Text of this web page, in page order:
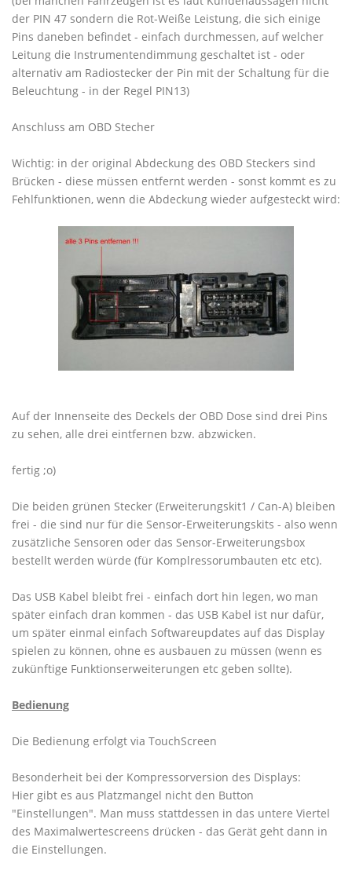
der PIN 47 sondern die Rot-Weiße Leistung, die sich einige
Pins daneben befindet - einfach durchmessen, auf welcher
Leitung die Instrumentendimmung geschaltet ist - oder
alternativ am Radiostecker der Pin mit der Schaltung für die
Beleuchtung - in der Regel PIN13)
Anschluss am OBD Stecher
Wichtig: in der original Abdeckung des OBD Steckers sind
Brücken - diese müssen entfernt werden - sonst kommt es zu
Fehlfunktionen, wenn die Abdeckung wieder aufgesteckt wird:
Auf der Innenseite des Deckels der OBD Dose sind drei Pins
zu sehen, alle drei eintfernen bzw. abzwicken.
fertig ;o)
Die beiden grünen Stecker (Erweiterungskit1 / Can-A) bleiben
frei - die sind nur für die Sensor-Erweiterungskits - also wenn
zusätzliche Sensoren oder das Sensor-Erweiterungsbox
bestellt werden würde (für Komplressorumbauten etc etc).
Das USB Kabel bleibt frei - einfach dort hin legen, wo man
später einfach dran kommen - das USB Kabel ist nur dafür,
um später einmal einfach Softwareupdates auf das Display
spielen zu können, ohne es ausbauen zu müssen (wenn es
zukünftige Funktionserweiterungen etc geben sollte).
Bedienung
Die Bedienung erfolgt via TouchScreen
Besonderheit bei der Kompressorversion des Displays:
Hier gibt es aus Platzmangel nicht den Button
"Einstellungen". Man muss stattdessen in das untere Viertel
des Maximalwertescreens drücken - das Gerät geht dann in
die Einstellungen.